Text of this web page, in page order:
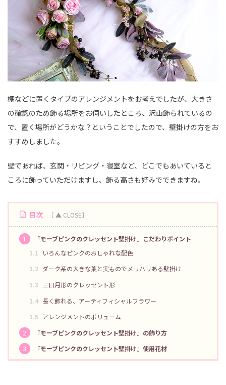
棚などに置くタイプのアレンジメントをお考えでしたが、大きさ
の確認のため飾る場所をお伺いしたところ、沢山飾られているの
で、置く場所がどうかな？ということでしたので、壁掛けの方をお
すすめしました。
壁であれば、玄関・リビング・寝室など、どこでもあいていると
ころに飾っていただけますし、飾る高さも好みでできますね。
目次
1
『モーブピンクのクレッセント壁掛け』こだわりポイント
1.1
いろんなピンクのおしゃれな配色
1.2 ダーク系の大きな葉と実ものでメリハリある壁掛け
1.3 三日月形のクレッセント形
1.4 長く飾れる、アーティフィシャルフラワー
1.5 アレンジメントのボリューム
2
『モーブピンクのクレッセント壁掛け』の飾り方
3
『モーブピンクのクレッセント壁掛け』使用花材